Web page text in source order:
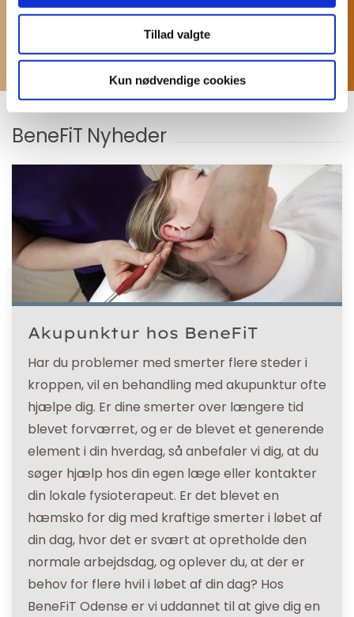
Tillad valgte
Kun nødvendige cookies
nyheder
BeneFiT Nyheder
Akupunktur hos BeneFiT
Har du problemer med smerter flere steder i
kroppen, vil en behandling med akupunktur ofte
hjælpe dig. Er dine smerter over længere tid
blevet forværret, og er de blevet et generende
element i din hverdag, så anbefaler vi dig, at du
søger hjælp hos din egen læge eller kontakter
din lokale fysioterapeut. Er det blevet en
hæmsko for dig med kraftige smerter i løbet af
din dag, hvor det er svært at opretholde den
normale arbejdsdag, og oplever du, at der er
behov for flere hvil i løbet af din dag? Hos
BeneFiT Odense er vi uddannet til at give dig en